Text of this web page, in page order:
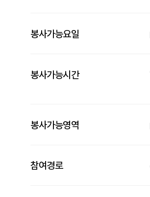
봉사가능요일
봉사가능시간
봉사가능영역
참여경로